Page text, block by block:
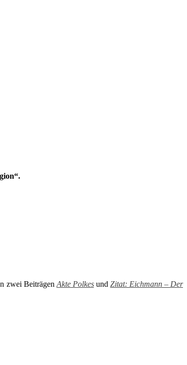
zwei Beiträgen Akte Polkesund Zitat: Eichmann – Der